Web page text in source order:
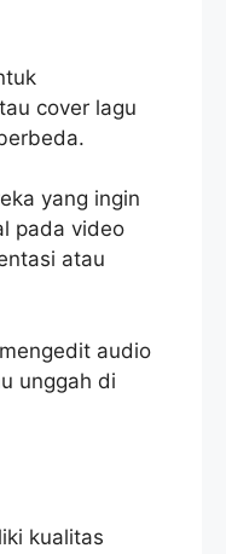
cover lagu
yang ingin
pada video
atau
audio
unggah di
kualitas